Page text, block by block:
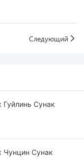
Следующий
Гуйлинь Сунак
Чунцин Сунак